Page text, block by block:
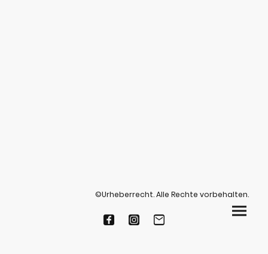
©Urheberrecht. Alle Rechte vorbehalten.